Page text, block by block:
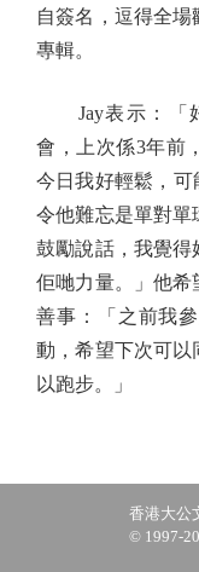
自簽名，逗得全
專輯。
Jay表示：「好
會，上次係3年前
今日我好輕鬆，可
令他難忘是單對單
鼓勵說話，我覺得
佢哋力量。」他希
善事：「之前我
動，希望下次可以
以跑步。」
香港大公
© 1997-